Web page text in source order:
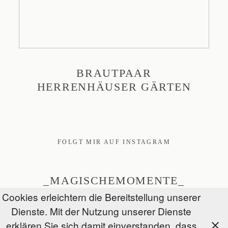
BRAUTPAAR
HERRENHÄUSER GÄRTEN
FOLGT MIR AUF INSTAGRAM
_MAGISCHEMOMENTE_
@Magische Momente 2026
Cookies erleichtern die Bereitstellung unserer
Dienste. Mit der Nutzung unserer Dienste
erklären Sie sich damit einverstanden, dass